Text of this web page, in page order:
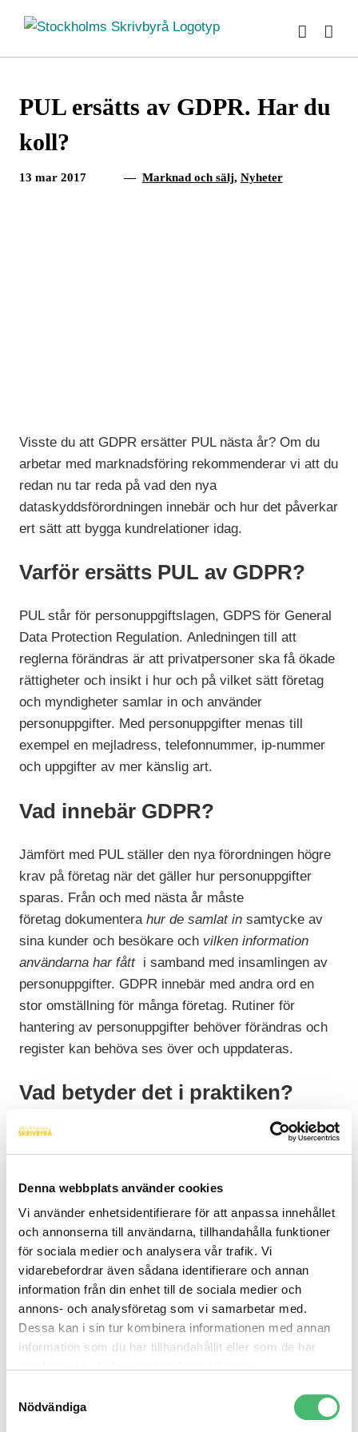
Denna webbplats använder cookies
Vi använder enhetsidentifierare för att anpassa innehållet
och annonserna till användarna, tillhandahålla funktioner
för sociala medier och analysera vår trafik. Vi
vidarebefordrar även sådana identifierare och annan
information från din enhet till de sociala medier och
annons- och analysföretag som vi samarbetar med.
Dessa kan i sin tur kombinera informationen med annan
information som du har tillhandahållit eller som de har
Nödvändiga
innehållet
PUL ersätts av GDPR. Har du
koll?
13 mar 2017 — Marknad och sälj, Nyheter
Visste du att GDPR ersätter PUL nästa år? Om du
arbetar med marknadsföring rekommenderar vi att du
redan nu tar reda på vad den nya
dataskyddsförordningen innebär och hur det påverkar
ert sätt att bygga kundrelationer idag.
Varför ersätts PUL av GDPR?
PUL står för personuppgiftslagen, GDPS för General
Data Protection Regulation. Anledningen till att
reglerna förändras är att privatpersoner ska få ökade
rättigheter och insikt i hur och på vilket sätt företag
och myndigheter samlar in och använder
personuppgifter. Med personuppgifter menas till
exempel en mejladress, telefonnummer, ip-nummer
och uppgifter av mer känslig art.
Vad innebär GDPR?
Jämfört med PUL ställer den nya förordningen högre
krav på företag när det gäller hur personuppgifter
sparas. Från och med nästa år måste
företag dokumenterahur de samlat in samtycke av
sina kunder och besökare och vilken information
användarna har fåtti samband med insamlingen av
personuppgifter. GDPR innebär med andra ord en
stor omställning för många företag. Rutiner för
hantering av personuppgifter behöver förändras och
register kan behöva ses över och uppdateras.
Vad betyder det i praktiken?
Du kan läsa mer om reformen på
Datainspektionens
webbplats.Här har vi lyft några saker som är viktiga
Samtycke:Du behöver få användarens
godkännande för att samla in hens
personuppgifter och är även skyldig att enkelt
och tydligt berätta vad du ska använda dem
till. Syftet får inte vara för brett eller luddigt.
Använder du något Marketing Automation-
inhämta samtycke på nytt.